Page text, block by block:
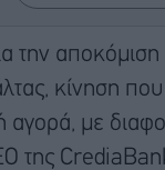
την
κίνηση
αγορά, με
της